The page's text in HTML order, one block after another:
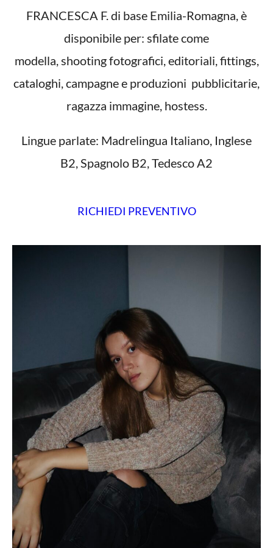
FRANCESCA F. di base Emilia-Romagna, è
disponibile per: sfilate come
modella, shooting fotografici, editoriali, fittings,
cataloghi, campagne e produzioni pubblicitarie,
ragazza immagine, hostess.
Lingue parlate: Madrelingua Italiano, Inglese
B2, Spagnolo B2, Tedesco A2
RICHIEDI PREVENTIVO